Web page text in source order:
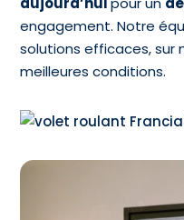
engagement. Notre
solutions efficaces, sur
meilleures conditions.